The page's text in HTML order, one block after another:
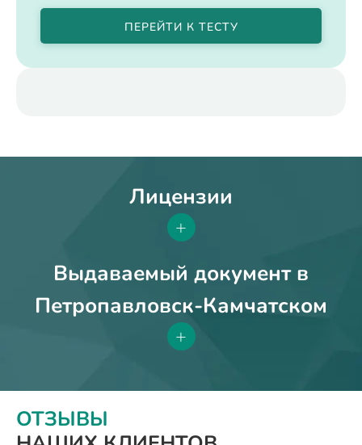
ПЕРЕЙТИ К ТЕСТУ
Лицензии
+
Выдаваемый документ в
Петропавловск-Камчатском
+
ОТЗЫВЫ